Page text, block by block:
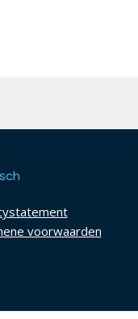
voorwaarden